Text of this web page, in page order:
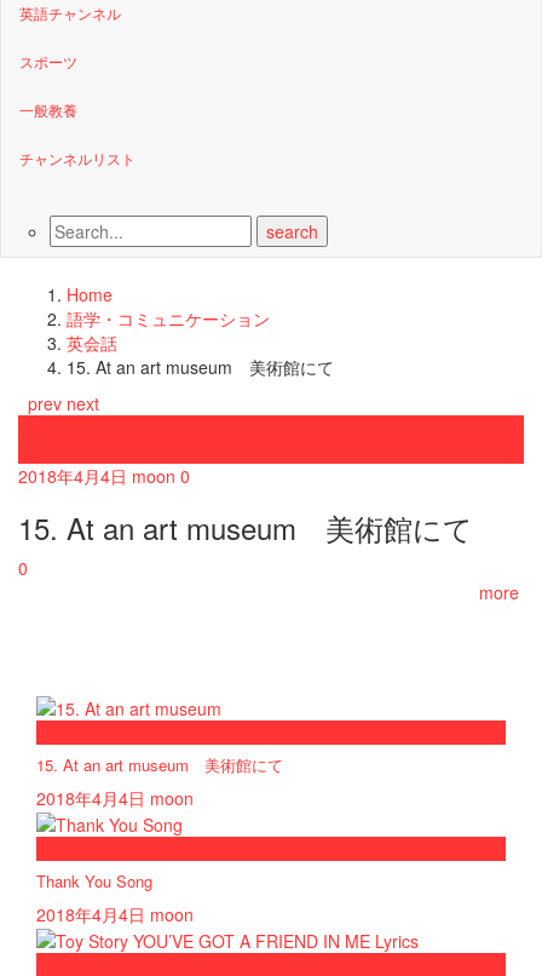
英語チャンネル
スポーツ
一般教養
チャンネルリスト
Home
語学・コミュニケーション
英会話
15. At an art museum 美術館にて
prev next
2018年4月4日 moon 0
15. At an art museum 美術館にて
0
more
15. At an art museum 美術館にて
2018年4月4日 moon
Thank You Song
2018年4月4日 moon